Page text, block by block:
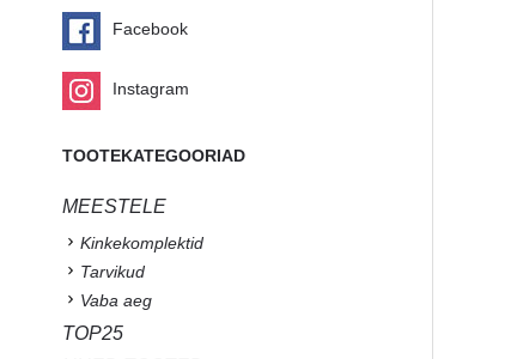
Facebook
Instagram
TOOTEKATEGOORIAD
MEESTELE
Kinkekomplektid
Tarvikud
Vaba aeg
TOP25